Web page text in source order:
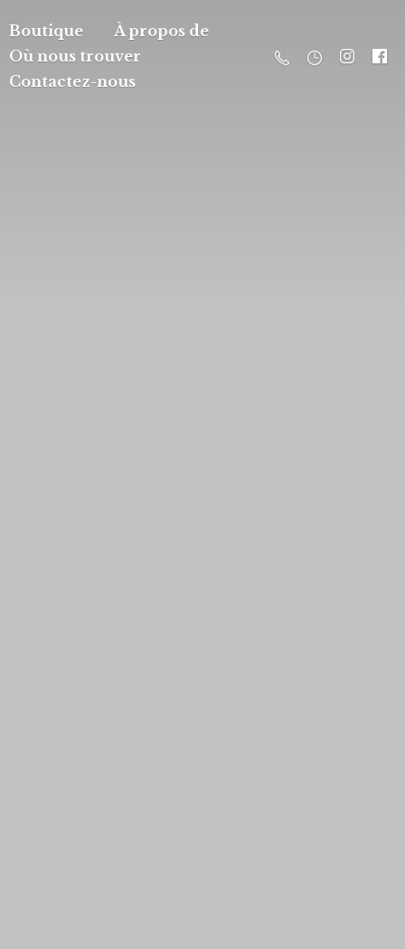
Boutique
À propos de
Où nous trouver
Contactez-nous